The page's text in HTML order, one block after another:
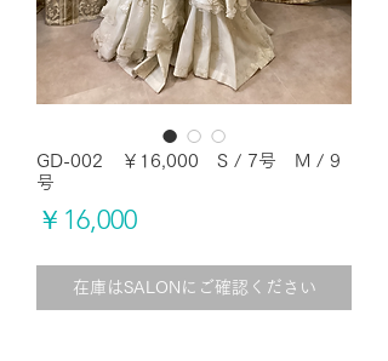
GD-002 ￥16,000 S / 7号 M / 9
号
￥16,000価
在庫はSALONにご確認ください